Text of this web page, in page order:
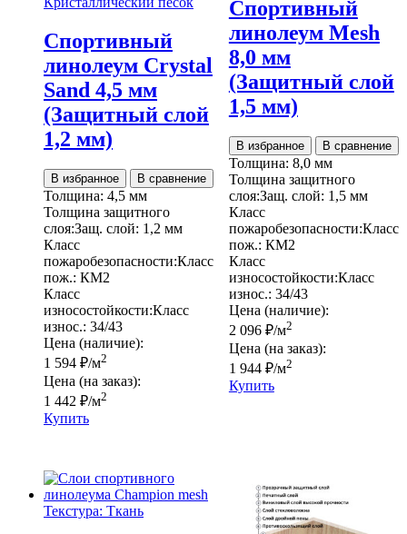
Спортивный
линолеум Crystal
Sand 4,5 мм
(Защитный слой
1,2 мм)
В избранное В сравнение
Толщина: 4,5 мм
Толщина защитного
слоя:Защ. слой: 1,2 мм
Класс
пожаробезопасности:Класс
пож.: КМ2
Класс
износостойкости:Класс
износ.: 34/43
Цена (наличие):
1 594 ₽/м2
Цена (на заказ):
1 442 ₽/м2
Купить
Спортивный
линолеум Mesh
8,0 мм
(Защитный слой
1,5 мм)
В избранное В сравнение
Толщина: 8,0 мм
Толщина защитного
слоя:Защ. слой: 1,5 мм
Класс
пожаробезопасности:Класс
пож.: КМ2
Класс
износостойкости:Класс
износ.: 34/43
Цена (наличие):
2 096 ₽/м2
Цена (на заказ):
1 944 ₽/м2
Купить
Текстура: Ткань